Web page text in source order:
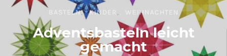
BASTELN KINDER WEIHNACHTEN
Adventsbasteln leicht
gemacht